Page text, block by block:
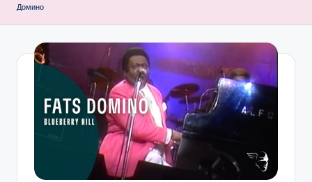
Домино